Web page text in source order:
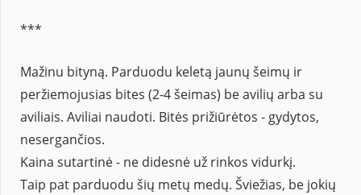
***
Mažinu bityną. Parduodu keletą jaunų šeimų ir
peržiemojusias bites (2-4 šeimas) be avilių arba su
aviliais. Aviliai naudoti. Bitės prižiūrėtos - gydytos,
nesergančios.
Kaina sutartinė - ne didesnė už rinkos vidurkį.
Taip pat parduodu šių metų medų. Šviežias, be jokių